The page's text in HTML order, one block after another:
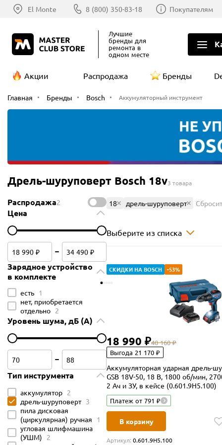
El Monte 8 (800) 350-83-18 Покупателям
Лучшие
бренды для
ремонта в
одном месте
Акции Распродажа Бренды
Главная Бренды Bosch Аккумуляторный инструмент
Дрель-шуруповерт Bosch 18v3 товара
Распродажа2
Цена
Зарядное устройство
в комплекте
есть 1
нет, приобретается
отдельно 2
Уровень шума, дБ (А)
Тип инструмента
аккумулятор 2
дрель-шуруповерт 3
пила дисковая
(циркулярная) ручная
1
угловая шлифмашина
(УШМ)
2
18 дрель-шуруповерт
Выберите из списка
СКИДКИ НА BOSCH -53%
18 990 ₽40 160 ₽
Выгода 21 170 ₽
Аккумуляторная ударная дрель-
GSB 18V-50, 18 В, 1800 об/мин,
2 Ач и ЗУ, в кейсе (0.601.9H5.100)
Платеж от 791 ₽
В корзину
Артикул: 0.601.9H5.100